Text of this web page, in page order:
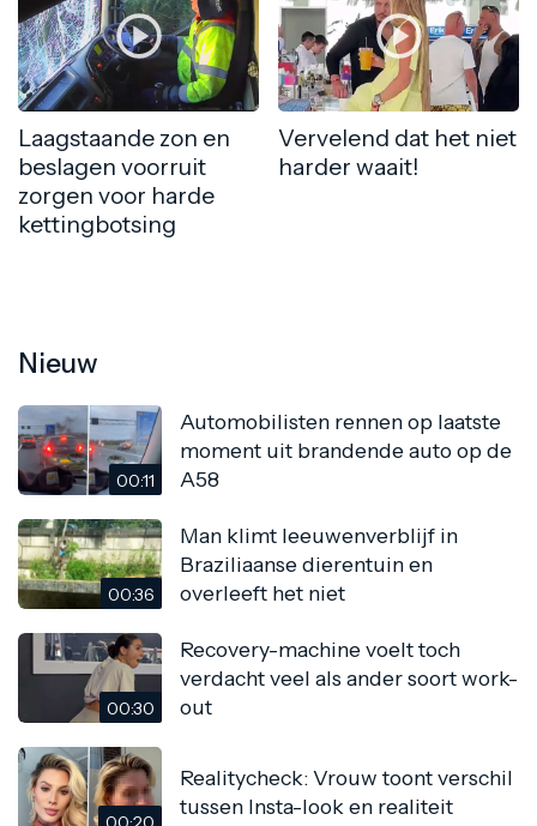
Laagstaande zon en
beslagen voorruit
zorgen voor harde
kettingbotsing
Vervelend dat het niet
harder waait!
Nieuw
00:11
Automobilisten rennen op laatste
moment uit brandende auto op de
A58
00:36
Man klimt leeuwenverblijf in
Braziliaanse dierentuin en
overleeft het niet
00:30
Recovery-machine voelt toch
verdacht veel als ander soort work-
out
Realitycheck: Vrouw toont verschil
tussen Insta-look en realiteit